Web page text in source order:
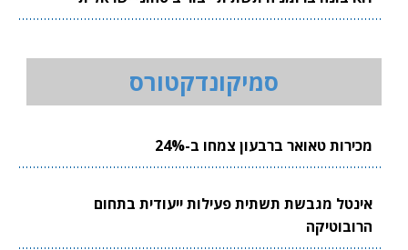
סמיקונדקטורס
מכירות טאואר ברבעון צמחו ב-24%
אינטל מגבשת תשתית פעילות ייעודית בתחום
הרובוטיקה